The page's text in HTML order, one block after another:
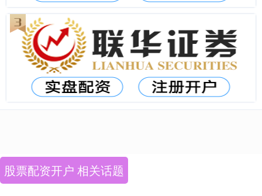
股票配资开户 相关话题